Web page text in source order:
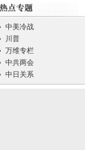
中美冷战
川普
万维专栏
中共两会
中日关系